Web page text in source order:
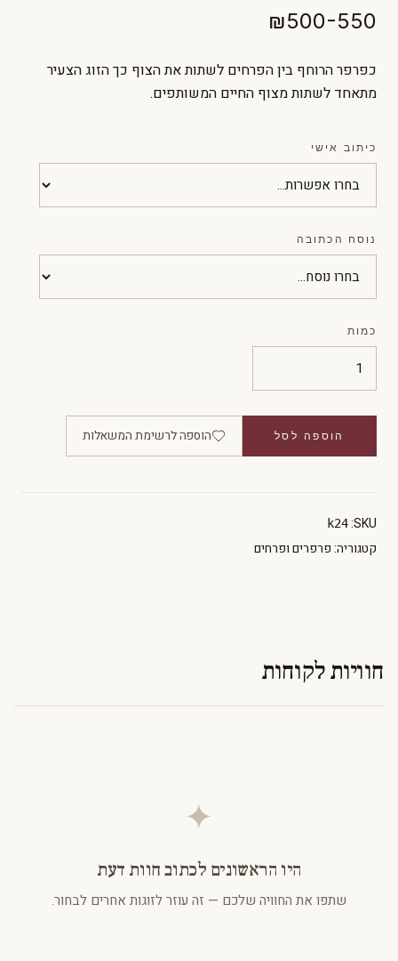
₪500-550
כפרפר הרוחף בין הפרחים לשתות את הצוף כך הזוג הצעיר
מתאחד לשתות מצוף החיים המשותפים.
כיתוב אישי
נוסח הכתובה
כמות
הוספה לסל הוספה לרשימת המשאלות
SKU:
k24
קטגוריה:פרפרים ופרחים
חוויות לקוחות
✦
היו הראשונים לכתוב חוות דעת
שתפו את החוויה שלכם — זה עוזר לזוגות אחרים לבחור.